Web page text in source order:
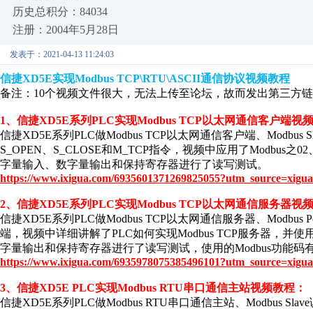
历史总积分：84034
注册：2004年5月28日
发表于：2021-04-13 11:24:03
信捷XD5E实现Modbus TCP\RTU\ASCII通信协议视频教程
备注：10个视频文件很大，无法上传至论坛，故而发出第三方
1、信捷XD5E系列PLC实现Modbus TCP以太网通信客户端视
信捷XD5E系列PLC做Modbus TCP以太网通信客户端、Modbus
S_OPEN、S_CLOSE和M_TCP指令，视频中应用了Modbus之
字量输入、数字量输出和保持寄存器进行了读写测试。
https://www.ixigua.com/
2、信捷XD5E系列PLC实现Modbus TCP以太网通信服务器视
信捷XD5E系列PLC做Modbus TCP以太网通信服务器、
端，视频中详细讲解了PLC如何实现Modbus TCP服务器，并
字量输出和保持寄存器进行了读写测试，使用的Modbus功能码
https://www.ixigua.com/
3、信捷XD5E PLC实现Modbus RTU串口通信主站视频教程：
信捷XD5E系列PLC做Modbus RTU串口通信主站、Modbus